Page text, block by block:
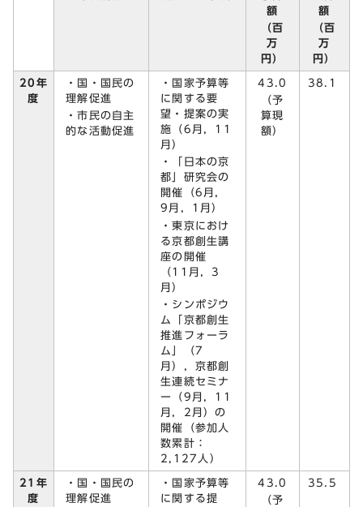
額
（百
万
円）
額
（百
万
円）
20年
度
・国・国民の
理解促進
・市民の自主
的な活動促進
・国家予算等
に関する要
望・提案の実
施（6月，11
月）
・「日本の京
都」研究会の
開催（6月，
9月，1月）
・東京におけ
る京都創生講
座の開催
（11月，3
月）
・シンポジウ
ム「京都創生
推進フォーラ
ム」（7
月），京都創
生連続セミナ
ー（9月，11
月，2月）の
開催（参加人
数累計：
2,127人）
43.0
（予
算現
額）
38.1
21年
度
・国・国民の
理解促進
・国家予算等
に関する提
43.0
（予
35.5